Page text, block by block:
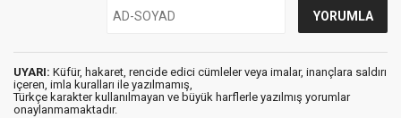
UYARI: Küfür, hakaret, rencide edici cümleler veya imalar, inançlara saldırı
içeren, imla kuralları ile yazılmamış,
Türkçe karakter kullanılmayan ve büyük harflerle yazılmış yorumlar
onaylanmamaktadır.